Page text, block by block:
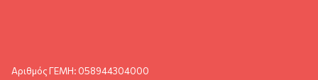
Αριθμός ΓΕΜΗ: 058944304000